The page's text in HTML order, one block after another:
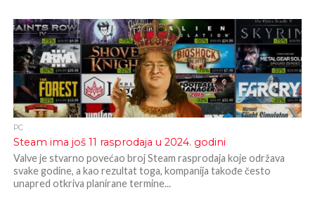
PC
Steam ima još 11 rasprodaja u 2024. godini
Valve je stvarno povećao broj Steam rasprodaja koje održava
svake godine, a kao rezultat toga, kompanija takođe često
unapred otkriva planirane termine...